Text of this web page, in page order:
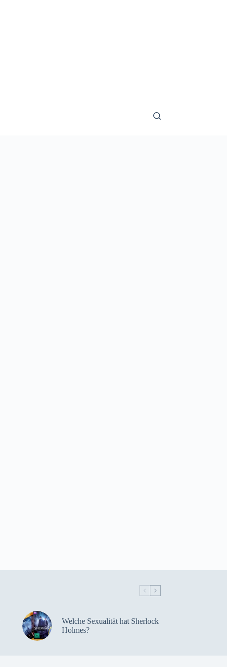
Welche Sexualität hat Sherlock
Holmes?